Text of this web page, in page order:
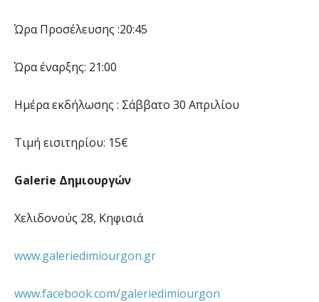
Ώρα Προσέλευσης :20:45
Ώρα έναρξης: 21:00
Ημέρα εκδήλωσης : Σάββατο 30 Απριλίου
Τιμή εισιτηρίου: 15€
Galerie Δημιουργών
Χελιδονούς 28, Κηφισιά
www.galeriedimiourgon.gr
www.facebook.com/galeriedimiourgon